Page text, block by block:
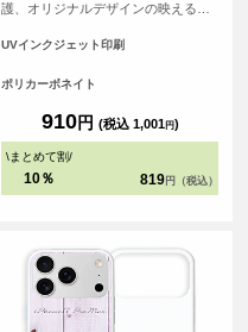
護、オリジナルデザインの映えるオ
す。
UVインクジェット印刷
ポリカーボネイト
910円 (税込 1,001円)
\まとめて割/
10％ 819 円（税込）